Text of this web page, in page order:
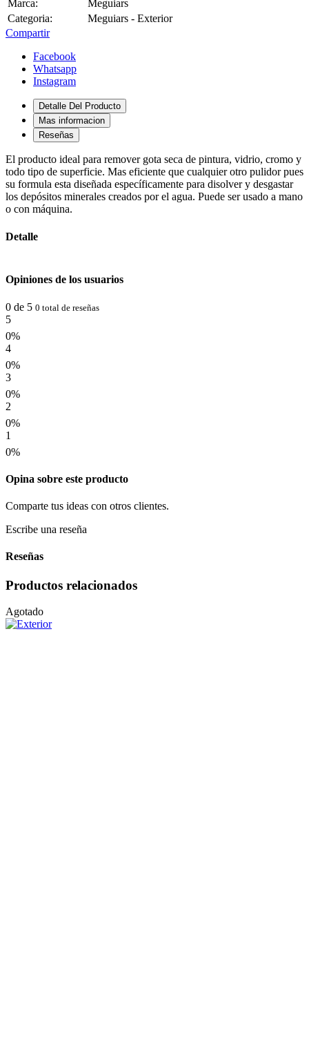
Marca:
Meguiars
Categoria:
Meguiars - Exterior
Compartir
Facebook
Whatsapp
Instagram
Detalle Del Producto
Mas informacion
Reseñas
El producto ideal para remover gota seca de pintura, vidrio, cromo y
todo tipo de superficie. Mas eficiente que cualquier otro pulidor pues
su formula esta diseñada específicamente para disolver y desgastar
los depósitos minerales creados por el agua. Puede ser usado a mano
o con máquina.
Detalle
Opiniones de los usuarios
0 de 5 0 total de reseñas
5
0%
4
0%
3
0%
2
0%
1
0%
Opina sobre este producto
Comparte tus ideas con otros clientes.
Escribe una reseña
Reseñas
Productos relacionados
Agotado